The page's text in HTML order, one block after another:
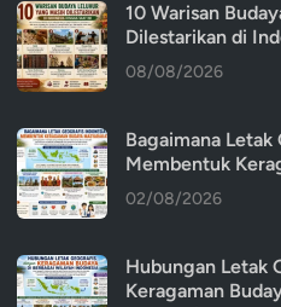
10 Warisan
Dilestarikan di
08/08/2026
Bagaimana
Membentuk
02/08/2026
Hubungan Letak
Keragaman